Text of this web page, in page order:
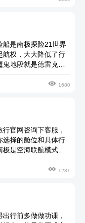
船是南极探险21世界
航权，大大降低了行
地段就是德雷克海
于它的船票就要看你
 1680
官网咨询下客服，
选择的舱位和具体行
是空海联航模式，
 1231
行前多做做功课，